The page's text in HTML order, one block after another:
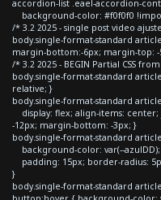
accordion-list .eael-accordion-
background-color: #f0f0f0
/* 3.2 2025 - single post video
body.single-format-standard
margin-bottom:-6px; margin-top: -
/* 3.2 2025 - BEGIN Partial CSS
body.single-format-standard
relative; }
body.single-format-standard
display: flex; align-items:
-12px; margin-bottom: -3px; }
body.single-format-standard
background-color: var(--
padding: 15px; border-radius:
}
body.single-format-standard